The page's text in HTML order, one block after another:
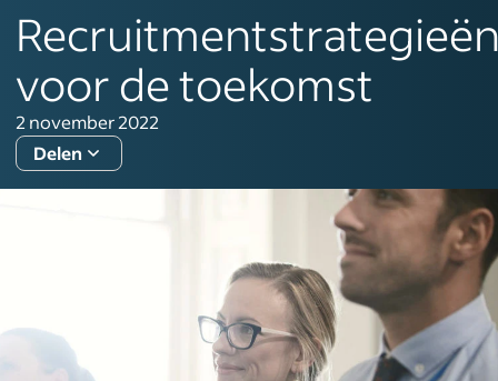
voor de toekomst
2 november 2022
Delen